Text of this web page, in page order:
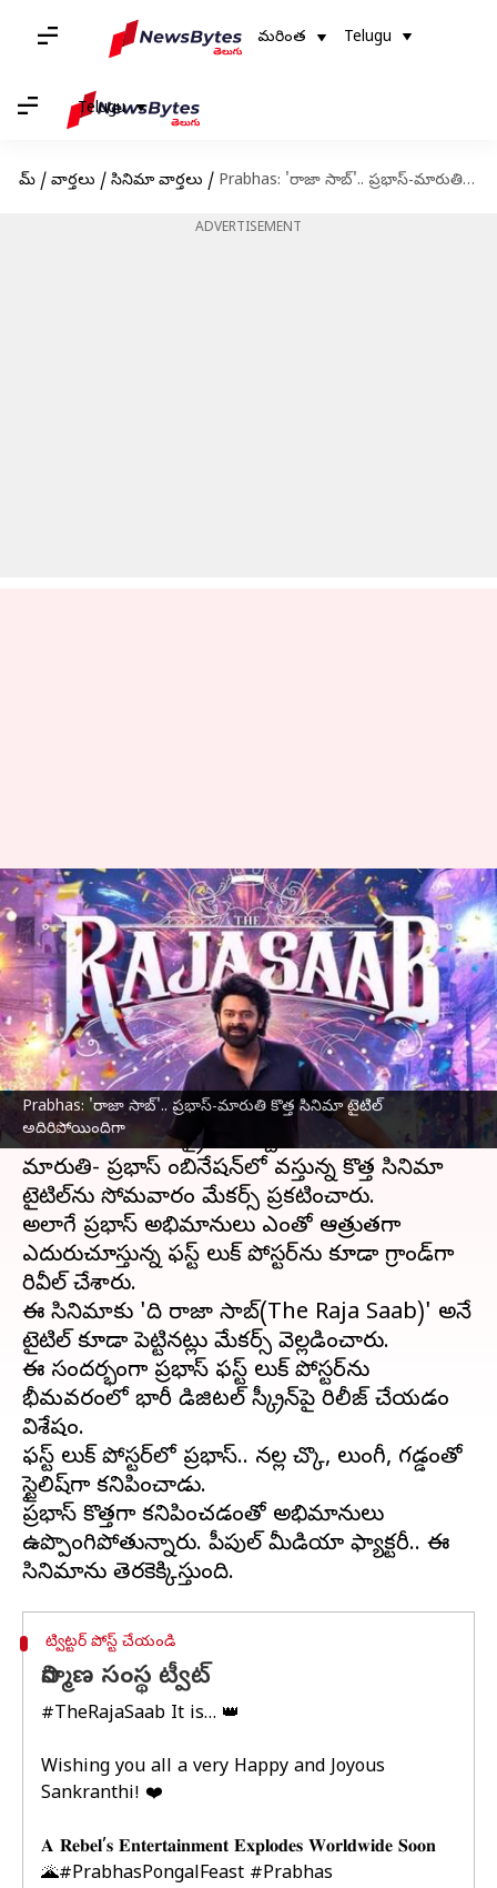
మరింత Telugu
Telugu
హోమ్ / వార్తలు / సినిమా వార్తలు / Prabhas: 'రాజా సాబ్'.. ప్రభాస్-మారుతి కొత్త సినిమా టైటిల్ అదిరిపోయిందిగా
ADVERTISEMENT
Prabhas: 'రాజా సాబ్'.. ప్రభాస్-మారుతి కొత్త సినిమా టైటిల్
అదిరిపోయిందిగా
Prabhas: 'రాజా సాబ్'.. ప్రభాస్-
మారుతి కొత్త సినిమా టైటిల్
అదిరిపోయిందిగా
వ్రాసిన వారు Stalin Jan 15, 2024 09:28 am
ఈ వార్తాకథనం ఏంటి
సంక్రాంతి పండగ సందర్భంగా రెబల్ స్టార్ ప్రభాస్ తన
అభిమానులకు సర్‌ప్రైజ్ ఇచ్చారు.
మారుతి- ప్రభాస్ కాంబినేషన్‌లో వస్తున్న కొత్త సినిమా
టైటిల్‌ను సోమవారం మేకర్స్ ప్రకటించారు.
అలాగే ప్రభాస్ అభిమానులు ఎంతో ఆత్రుతగా
ఎదురుచూస్తున్న ఫస్ట్ లుక్ పోస్టర్‌ను కూడా గ్రాండ్‌గా
రివీల్ చేశారు.
ఈ సినిమాకు 'ది రాజా సాబ్(The Raja Saab)' అనే
టైటిల్ కూడా పెట్టినట్లు మేకర్స్ వెల్లడించారు.
ఈ సందర్భంగా ప్రభాస్ ఫస్ట్ లుక్ పోస్టర్‌ను
భీమవరంలో భారీ డిజిటల్ స్క్రీన్‌పై రిలీజ్ చేయడం
విశేషం.
ఫస్ట్ లుక్ పోస్టర్‌లో ప్రభాస్.. నల్ల చొక్కా, లుంగీ, గడ్డంతో
స్టైలిష్‌గా కనిపించాడు.
ప్రభాస్ కొత్తగా కనిపించడంతో అభిమానులు
ఉప్పొంగిపోతున్నారు. పీపుల్ మీడియా ఫ్యాక్టరీ.. ఈ
ట్విట్టర్ పోస్ట్ చేయండి
నిర్మాణ సంస్థ ట్వీట్
#TheRajaSaab It is… 👑
Wishing you all a very Happy and Joyous
Sankranthi! ❤️
𝐀 𝐑𝐞𝐛𝐞𝐥’𝐬 𝐄𝐧𝐭𝐞𝐫𝐭𝐚𝐢𝐧𝐦𝐞𝐧𝐭 𝐄𝐱𝐩𝐥𝐨𝐝𝐞𝐬 𝐖𝐨𝐫𝐥𝐝𝐰𝐢𝐝𝐞 𝐒𝐨𝐨𝐧
🌋#PrabhasPongalFeast #Prabhas